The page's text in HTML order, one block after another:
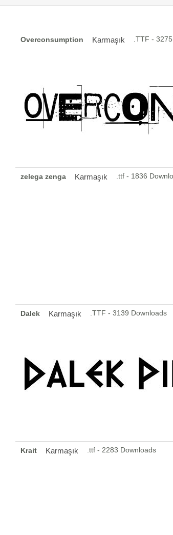
Overconsumption Karmaşık .TTF -
zelega zenga Karmaşık .ttf - 1836
Dalek Karmaşık .TTF - 3139 Downloads
Krait Karmaşık .ttf - 2283 Downloads